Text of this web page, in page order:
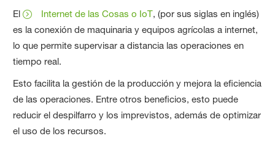
El Internet de las Cosas o IoT, (por sus siglas en inglés)
es la conexión de maquinaria y equipos agrícolas a internet,
lo que permite supervisar a distancia las operaciones en
tiempo real.
Esto facilita la gestión de la producción y mejora la eficiencia
de las operaciones. Entre otros beneficios, esto puede
reducir el despilfarro y los imprevistos, además de optimizar
el uso de los recursos.